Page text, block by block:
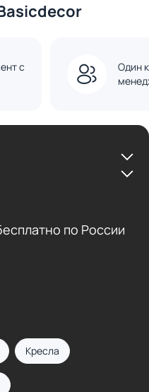
с
Один
по России
Кресла